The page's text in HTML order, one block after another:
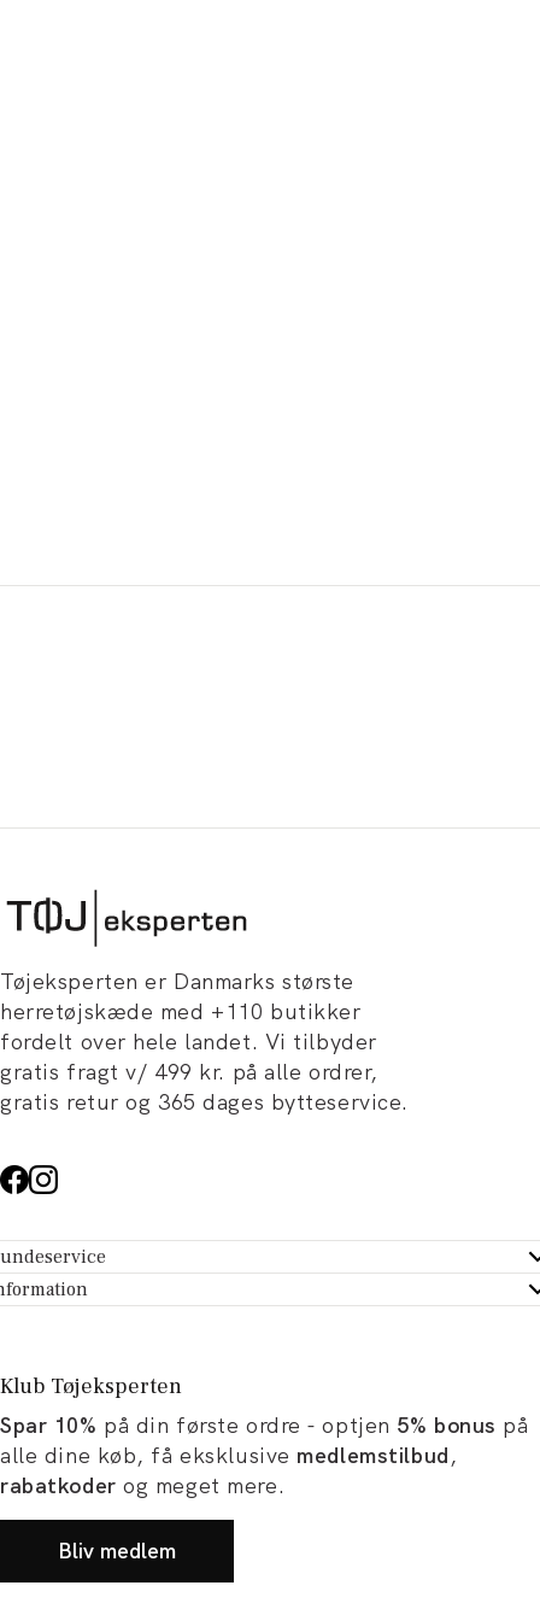
Tøjeksperten er Danmarks største
herretøjskæde med +110 butikker
fordelt over hele landet. Vi tilbyder
gratis fragt v/ 499 kr. på alle ordrer,
gratis retur og 365 dages bytteservice.
- Hjælpecenter
dit køb
Tøjeksperten
og artikler
og karriere
Klub Tøjeksperten
Spar 10% på din første ordre - optjen 5% bonus på
alle dine køb, få eksklusive medlemstilbud,
rabatkoder og meget mere.
Bliv medlem